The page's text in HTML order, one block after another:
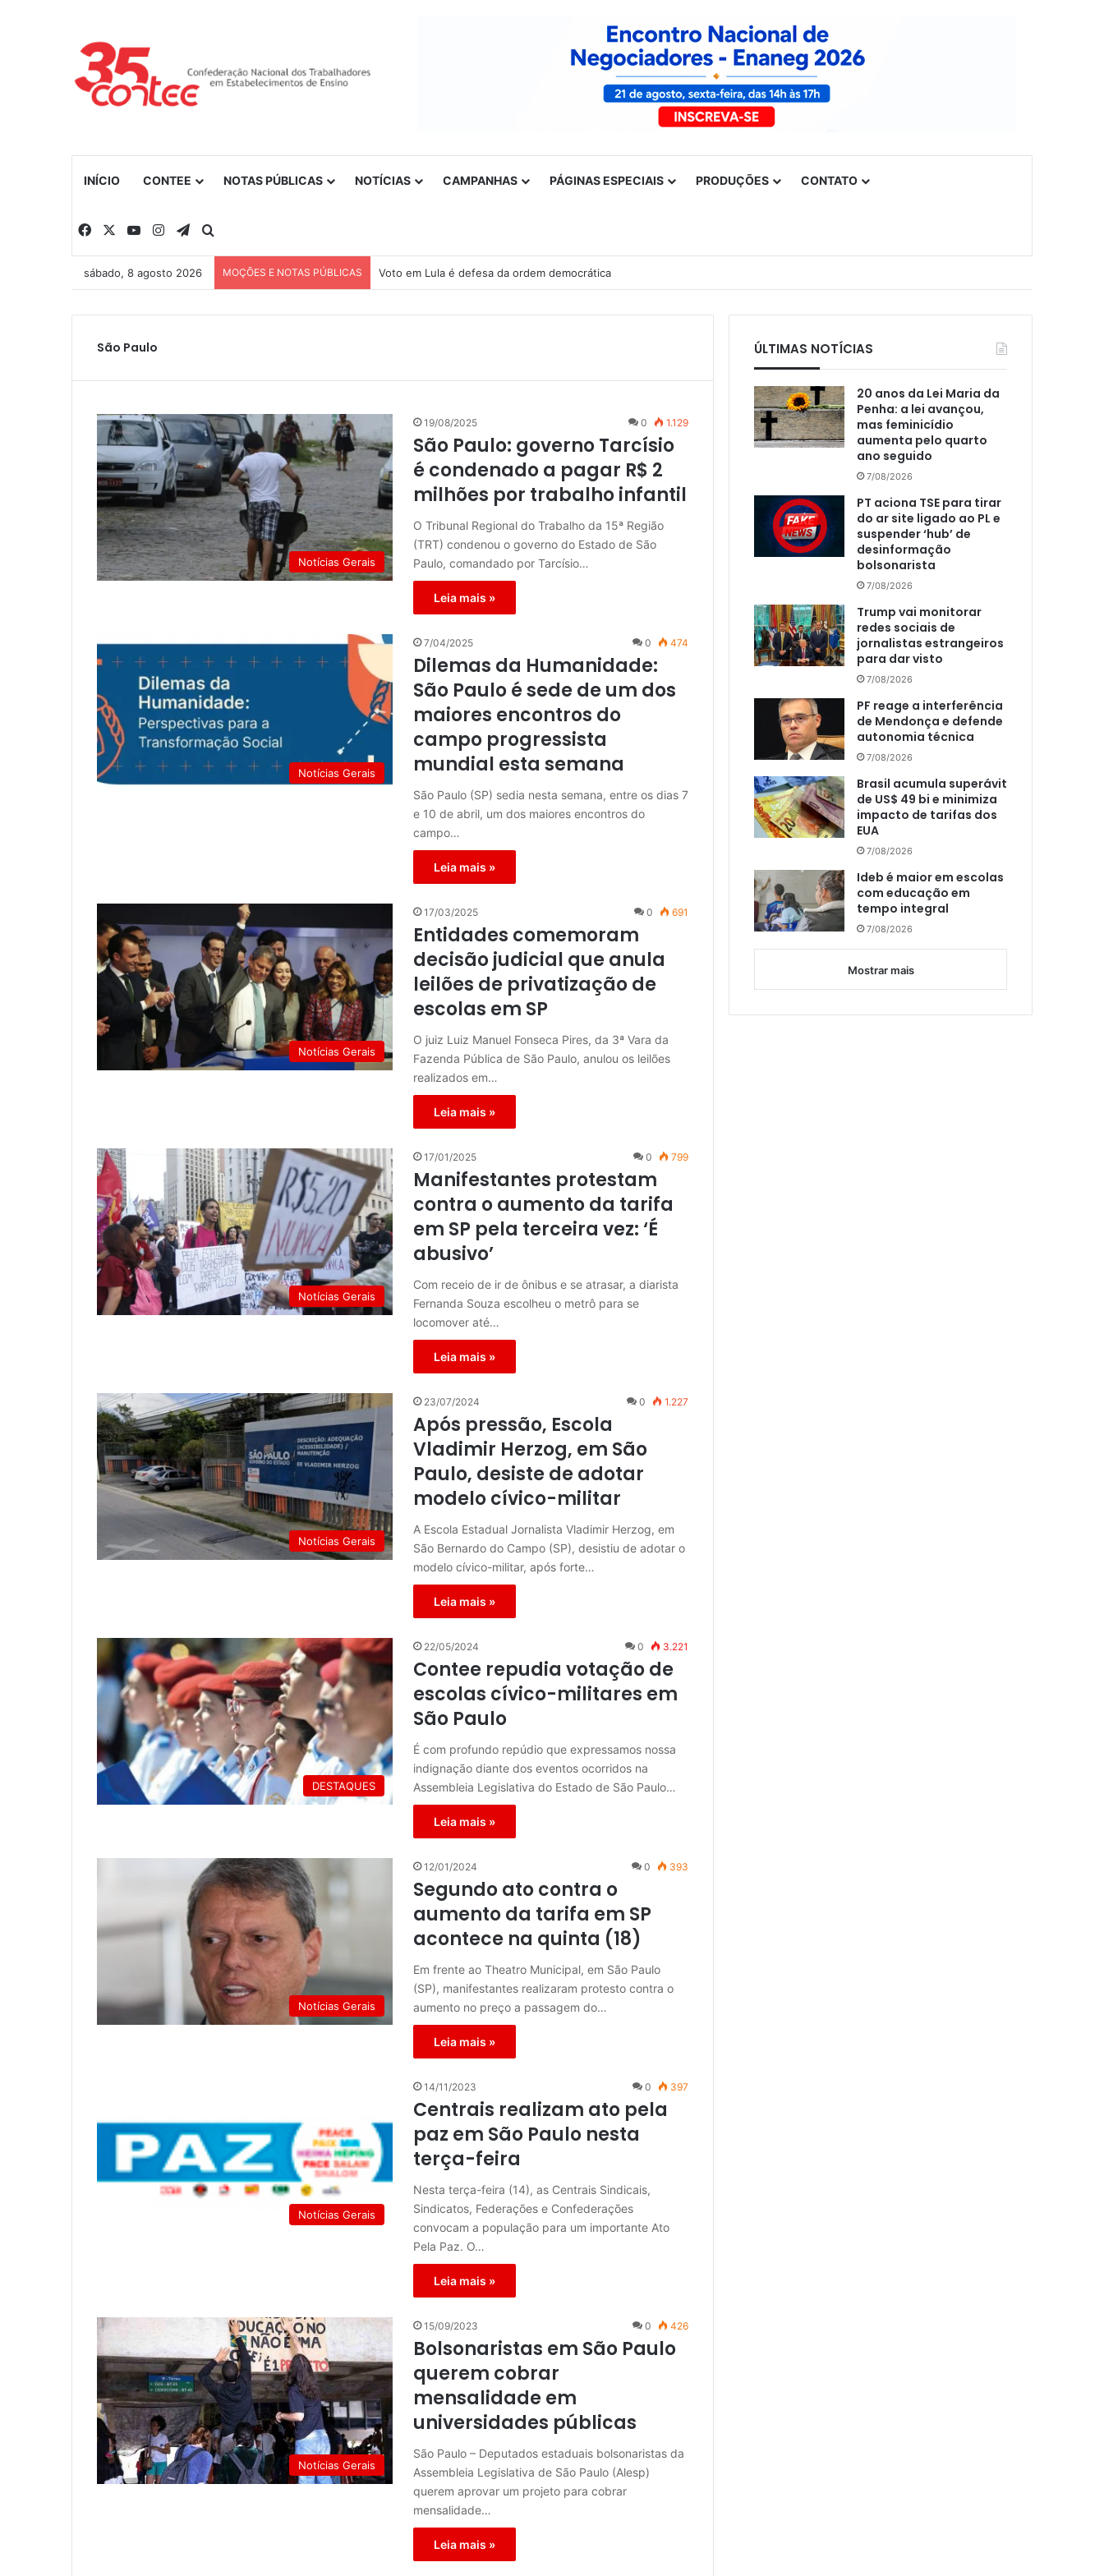
INÍCIO CONTEE NOTAS PÚBLICAS NOTÍCIAS CAMPANHAS PÁGINAS ESPECIAIS PRODUÇÕES CONTATO
Facebook YouTubeInstagramTelegram
sábado, 8 agosto 2026 MOÇÕES E NOTAS PÚBLICAS Voto em Lula é defesa da ordem democrática
São Paulo
Notícias Gerais
19/08/2025 0 1.129
São Paulo: governo Tarcísio
é condenado a pagar R$ 2
milhões por trabalho infantil
O Tribunal Regional do Trabalho da 15ª Região
(TRT) condenou o governo do Estado de São
Paulo, comandado por Tarcísio…
Leia mais »
Notícias Gerais
7/04/2025 0 474
Dilemas da Humanidade:
São Paulo é sede de um dos
maiores encontros do
campo progressista
mundial esta semana
São Paulo (SP) sedia nesta semana, entre os dias 7
e 10 de abril, um dos maiores encontros do
campo…
Leia mais »
Notícias Gerais
17/03/2025 0 691
Entidades comemoram
decisão judicial que anula
leilões de privatização de
escolas em SP
O juiz Luiz Manuel Fonseca Pires, da 3ª Vara da
Fazenda Pública de São Paulo, anulou os leilões
realizados em…
Leia mais »
Notícias Gerais
17/01/2025 0 799
Manifestantes protestam
contra o aumento da tarifa
em SP pela terceira vez: ‘É
abusivo’
Com receio de ir de ônibus e se atrasar, a diarista
Fernanda Souza escolheu o metrô para se
locomover até…
Leia mais »
Notícias Gerais
23/07/2024 0 1.227
Após pressão, Escola
Vladimir Herzog, em São
Paulo, desiste de adotar
modelo cívico-militar
A Escola Estadual Jornalista Vladimir Herzog, em
São Bernardo do Campo (SP), desistiu de adotar o
modelo cívico-militar, após forte…
Leia mais »
DESTAQUES
22/05/2024 0 3.221
Contee repudia votação de
escolas cívico-militares em
São Paulo
É com profundo repúdio que expressamos nossa
indignação diante dos eventos ocorridos na
Assembleia Legislativa do Estado de São Paulo…
Leia mais »
Notícias Gerais
12/01/2024 0 393
Segundo ato contra o
aumento da tarifa em SP
acontece na quinta (18)
Em frente ao Theatro Municipal, em São Paulo
(SP), manifestantes realizaram protesto contra o
aumento no preço a passagem do…
Leia mais »
Notícias Gerais
14/11/2023 0 397
Centrais realizam ato pela
paz em São Paulo nesta
terça-feira
Nesta terça-feira (14), as Centrais Sindicais,
Sindicatos, Federações e Confederações
convocam a população para um importante Ato
Pela Paz. O…
Leia mais »
Notícias Gerais
15/09/2023 0 426
Bolsonaristas em São Paulo
querem cobrar
mensalidade em
universidades públicas
São Paulo – Deputados estaduais bolsonaristas da
Assembleia Legislativa de São Paulo (Alesp)
querem aprovar um projeto para cobrar
mensalidade…
Leia mais »
ÚLTIMAS NOTÍCIAS
20 anos da Lei Maria da
Penha: a lei avançou,
mas feminicídio
aumenta pelo quarto
ano seguido
7/08/2026
PT aciona TSE para tirar
do ar site ligado ao PL e
suspender ‘hub’ de
desinformação
bolsonarista
7/08/2026
Trump vai monitorar
redes sociais de
jornalistas estrangeiros
para dar visto
7/08/2026
PF reage a interferência
de Mendonça e defende
autonomia técnica
7/08/2026
Brasil acumula superávit
de US$ 49 bi e minimiza
impacto de tarifas dos
EUA
7/08/2026
Ideb é maior em escolas
com educação em
tempo integral
7/08/2026
Mostrar mais